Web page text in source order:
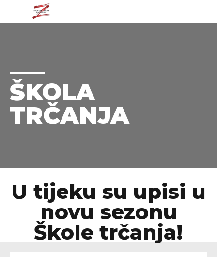
ŠKOLA
TRČANJA
U tijeku su upisi u
novu sezonu
Škole trčanja!